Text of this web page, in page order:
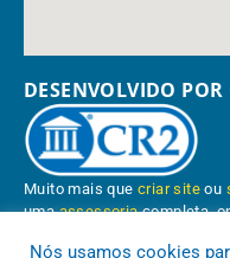
DESENVOLVIDO POR
Muito mais quecriar site ou
umaassessoriacompleta,
Nós usamos cookies